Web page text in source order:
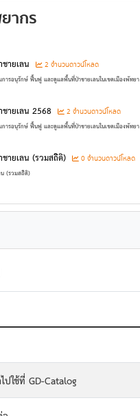
ากร
ายเลน 2 จำนวนดาวน์โหลด
ารอนุรักษ์ ฟื้นฟู และดูแลพื้นที่ป่าชายเลนในเขตเมืองพัทยา
ายเลน 2568 2 จำนวนดาวน์โหลด
ารอนุรักษ์ ฟื้นฟู และดูแลพื้นที่ป่าชายเลนในเขตเมืองพัทยา
ายเลน (รวมสถิิติ) 0 จำนวนดาวน์โหลด
น (รวมสถิิติ)
ใช้ที่ GD-Catalog